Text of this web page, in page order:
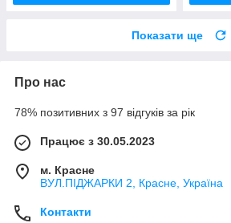
Показати ще
Про нас
78% позитивних з 97 відгуків за рік
Працює з 30.05.2023
м. Красне
ВУЛ.ПІДЖАРКИ 2, Красне, Україна
Контакти